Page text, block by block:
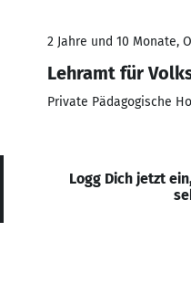
2 Jahre und 10 Monate,
Lehramt für
Private Pädagogische
Logg Dich jetzt